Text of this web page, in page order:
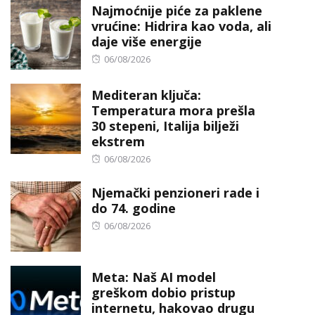
Najmoćnije piće za paklene
vrućine: Hidrira kao voda, ali
daje više energije
Posted
06/08/2026
Mediteran ključa:
Temperatura mora prešla
30 stepeni, Italija bilježi
ekstrem
Posted
06/08/2026
Njemački penzioneri rade i
do 74. godine
Posted
06/08/2026
Meta: Naš AI model
greškom dobio pristup
internetu, hakovao drugu